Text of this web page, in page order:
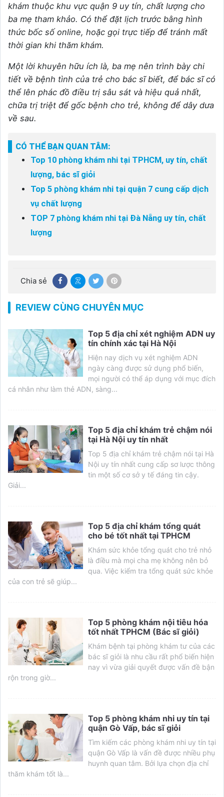
khám thuộc khu vực quận 9 uy tín, chất lượng cho
ba mẹ tham khảo. Có thể đặt lịch trước bằng hình
thức bốc số online, hoặc gọi trực tiếp để tránh mất
thời gian khi thăm khám.
Một lời khuyên hữu ích là, ba mẹ nên trình bày chi
tiết về bệnh tình của trẻ cho bác sĩ biết, để bác sĩ có
thể lên phác đồ điều trị sâu sát và hiệu quả nhất,
chữa trị triệt để gốc bệnh cho trẻ, không để dây dưa
về sau.
CÓ THỂ BẠN QUAN TÂM:
Top 10 phòng khám nhi tại TPHCM, uy tín, chất
lượng, bác sĩ giỏi
Top 5 phòng khám nhi tại quận 7 cung cấp dịch
vụ chất lượng
TOP 7 phòng khám nhi tại Đà Nẵng uy tín, chất
lượng
Chia sẻ
REVIEW CÙNG CHUYÊN MỤC
Top 5 địa chỉ xét nghiệm ADN uy
tín chính xác tại Hà Nội
Hiện nay dịch vụ xét nghiệm ADN
ngày càng được sử dụng phổ biến,
mọi người có thể áp dụng với mục đích
cá nhân như làm thẻ ADN, sàng...
Top 5 địa chỉ khám trẻ chậm nói
tại Hà Nội uy tín nhất
Top 5 địa chỉ khám trẻ chậm nói tại Hà
Nội uy tín nhất cung cấp sơ lược thông
tin một số cơ sở y tế đáng tin cậy.
Giải...
Top 5 địa chỉ khám tổng quát
cho bé tốt nhất tại TPHCM
Khám sức khỏe tổng quát cho trẻ nhỏ
là điều mà mọi cha mẹ không nên bỏ
qua. Việc kiểm tra tổng quát sức khỏe
của con trẻ sẽ giúp...
Top 5 phòng khám nội tiêu hóa
tốt nhất TPHCM (Bác sĩ giỏi)
Khám bệnh tại phòng khám tư của các
bác sĩ giỏi là nhu cầu rất phổ biến hiện
nay vì vừa giải quyết được vấn đề bận
rộn trong giờ...
Top 5 phòng khám nhi uy tín tại
quận Gò Vấp, bác sĩ giỏi
Tìm kiếm các phòng khám nhi uy tín tại
quận Gò Vấp là vấn đề được nhiều phụ
huynh quan tâm. Bởi lựa chọn địa chỉ
thăm khám tốt là...